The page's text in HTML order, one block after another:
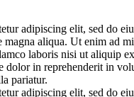
adipiscing elit, sed do
aliqua. Ut enim ad
laboris nisi ut aliquip
dolor in reprehenderit in
pariatur.
adipiscing elit, sed do